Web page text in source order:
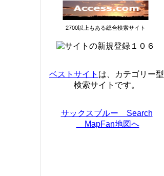
2700以上もある総合検索サイト
ベストサイト は、カテゴリー型
検索サイトです。
サックスブルー Search
MapFan地図へ